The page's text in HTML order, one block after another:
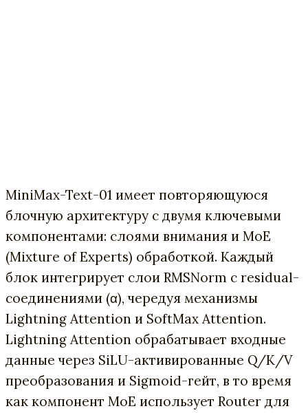
MiniMax-Text-01 имеет повторяющуюся
блочную архитектуру с двумя ключевыми
компонентами: слоями внимания и MoE
(Mixture of Experts) обработкой. Каждый
блок интегрирует слои RMSNorm с residual-
соединениями (α), чередуя механизмы
Lightning Attention и SoftMax Attention.
Lightning Attention обрабатывает входные
данные через SiLU-активированные Q/K/V
преобразования и Sigmoid-гейт, в то время
как компонент MoE использует Router для